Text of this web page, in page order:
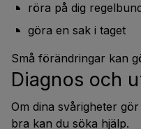
röra på dig
göra en sak i taget
Små förändringar kan
Diagnos och
Om dina svårigheter
bra kan du söka hjälp.